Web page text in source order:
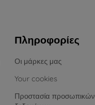
Πληροφορίες
Οι μάρκες μας
Your cookies
Προστασία προσωπικών